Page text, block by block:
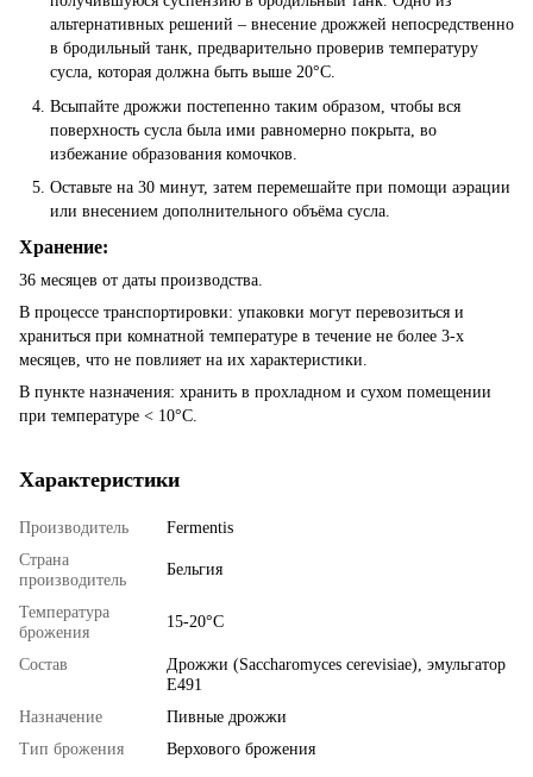
альтернативных решений – внесение дрожжей непосредственно
в бродильный танк, предварительно проверив температуру
сусла, которая должна быть выше 20°C.
Всыпайте дрожжи постепенно таким образом, чтобы вся
поверхность сусла была ими равномерно покрыта, во
избежание образования комочков.
Оставьте на 30 минут, затем перемешайте при помощи аэрации
или внесением дополнительного объёма сусла.
Хранение:
36 месяцев от даты производства.
В процессе транспортировки: упаковки могут перевозиться и
храниться при комнатной температуре в течение не более 3-х
месяцев, что не повлияет на их характеристики.
В пункте назначения: хранить в прохладном и сухом помещении
при температуре < 10°C.
Характеристики
Производитель
Fermentis
Страна
производитель
Бельгия
Температура
брожения
15-20°C
Состав
Дрожжи (Saccharomyces cerevisiae), эмульгатор
E491
Назначение
Пивные дрожжи
Тип брожения
Верхового брожения